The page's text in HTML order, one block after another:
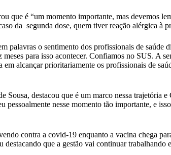
é “um momento importante, mas devemos
da segunda dose, quem tiver reação alérgica à
palavras o sentimento dos profissionais de saúde
para isso acontecer. Confiamos no SUS. A
alcançar prioritariamente os profissionais de
destacou que é um marco nessa trajetória
pessoalmente nesse momento tão importante, e
contra a covid-19 enquanto a vacina chega
que a gestão vai continuar trabalhando